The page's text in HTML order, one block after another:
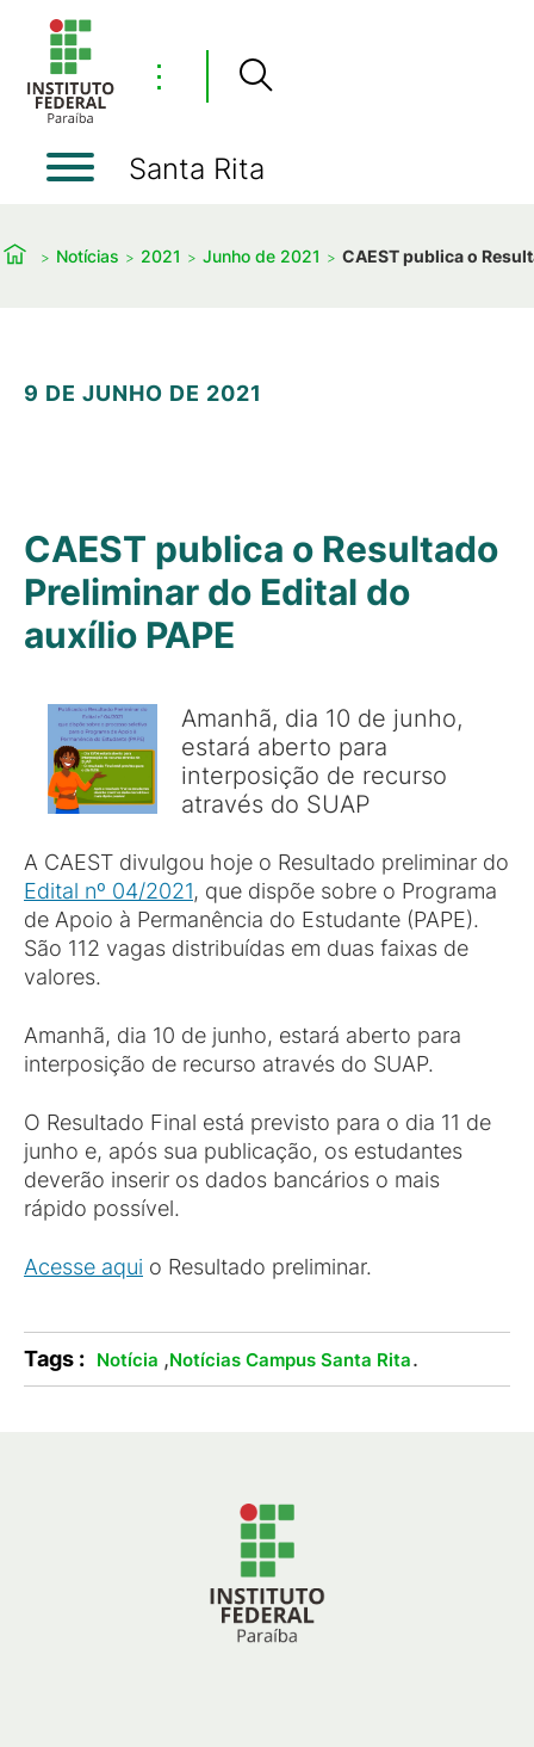
⋮
Santa Rita
Notícias 2021 Junho de 2021 CAEST publica o
9 DE JUNHO DE 2021
CAEST publica o Resultado
Preliminar do Edital do
auxílio PAPE
Amanhã, dia 10 de junho,
estará aberto para
interposição de recurso
através do SUAP
A CAEST divulgou hoje o Resultado preliminar do
Edital nº 04/2021, que dispõe sobre o Programa
de Apoio à Permanência do Estudante (PAPE).
São 112 vagas distribuídas em duas faixas de
valores.
Amanhã, dia 10 de junho, estará aberto para
interposição de recurso através do SUAP.
O Resultado Final está previsto para o dia 11 de
junho e, após sua publicação, os estudantes
deverão inserir os dados bancários o mais
rápido possível.
Acesse aqui o Resultado preliminar.
Tags : Notícia ,Notícias Campus Santa Rita.